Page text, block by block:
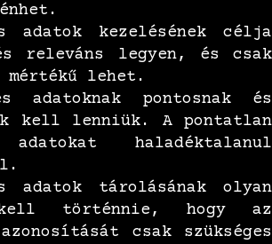
adatok kezelésének célja
releváns legyen, és csak
mértékű lehet.
adatoknak pontosnak és
kell lenniük. A pontatlan
adatokat haladéktalanul
adatok tárolásának olyan
kell történnie, hogy az
csak szükséges